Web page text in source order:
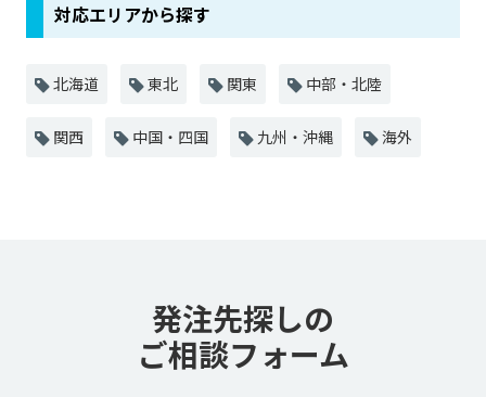
対応エリアから探す
北海道 東北 関東 中部・北陸
関西 中国・四国 九州・沖縄 海外
発注先探しの
ご相談フォーム